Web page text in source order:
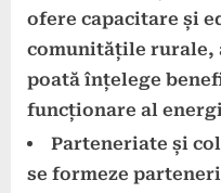
ofere capacitare și
comunitățile rurale,
poată înțelege
funcționare al
Parteneriate și
se formeze